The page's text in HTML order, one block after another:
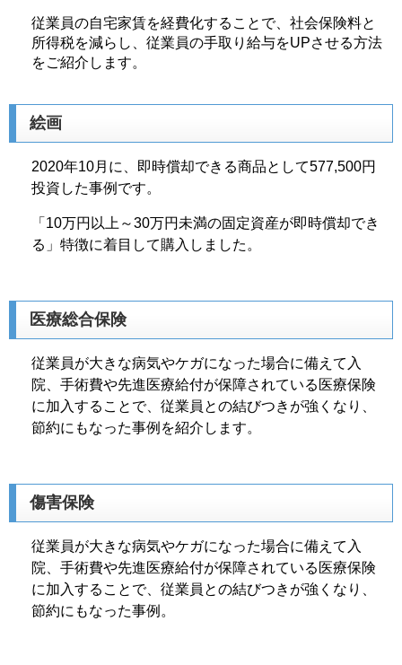
従業員の自宅家賃を経費化することで、社会保険料と
所得税を減らし、従業員の手取り給与をUPさせる方法
をご紹介します。
絵画
2020年10月に、即時償却できる商品として577,500円
投資した事例です。
「10万円以上～30万円未満の固定資産が即時償却でき
る」特徴に着目して購入しました。
医療総合保険
従業員が大きな病気やケガになった場合に備えて入
院、手術費や先進医療給付が保障されている医療保険
に加入することで、従業員との結びつきが強くなり、
節約にもなった事例を紹介します。
傷害保険
従業員が大きな病気やケガになった場合に備えて入
院、手術費や先進医療給付が保障されている医療保険
に加入することで、従業員との結びつきが強くなり、
節約にもなった事例。